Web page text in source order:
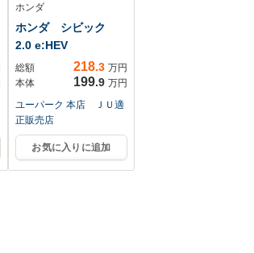
ホンダ
ホンダ シビック
2.0 e:HEV
総額 218.3 万円
本体
199.9 万円
ユーパーク 本店 ＪＵ適
正販売店
お気に入りに追加